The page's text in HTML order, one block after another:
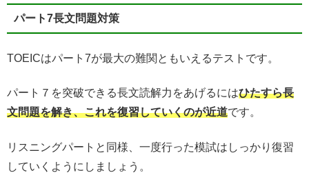
パート7長文問題対策
TOEICはパート7が最大の難関ともいえるテストです。
パート７を突破できる長文読解力をあげるにはひたすら長
文問題を解き、これを復習していくのが近道です。
リスニングパートと同様、一度行った模試はしっかり復習
していくようにしましょう。